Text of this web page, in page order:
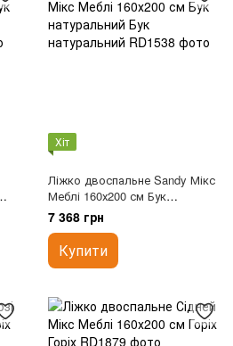
Хіт
Ліжко двоспальне Sandy Мікс
Меблі 160х200 см Бук
натуральний
7 368 грн
Купити